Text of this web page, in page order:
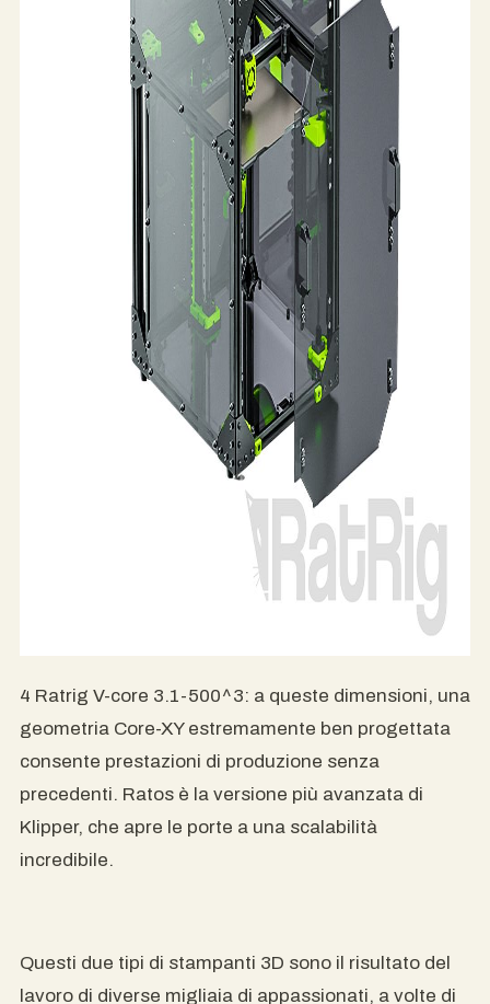
4 Ratrig V-core 3.1-500^3: a queste dimensioni, una
geometria Core-XY estremamente ben progettata
consente prestazioni di produzione senza
precedenti. Ratos è la versione più avanzata di
Klipper, che apre le porte a una scalabilità
incredibile.
Questi due tipi di stampanti 3D sono il risultato del
lavoro di diverse migliaia di appassionati, a volte di